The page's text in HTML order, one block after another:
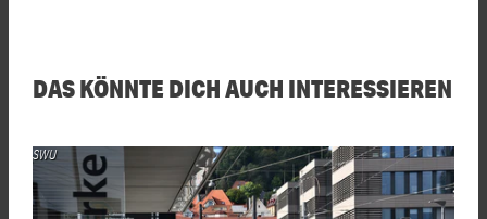
DAS KÖNNTE DICH AUCH INTERESSIEREN
SWU